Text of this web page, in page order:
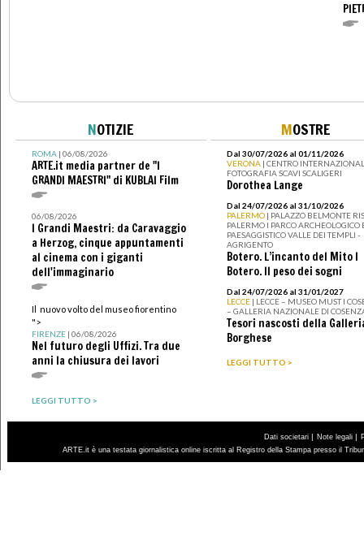
NOTIZIE
ROMA| 06/08/2026
ARTE.it media partner de "I
GRANDI MAESTRI" di KUBLAI Film
06/08/2026
I Grandi Maestri: da Caravaggio
a Herzog, cinque appuntamenti
al cinema con i giganti
dell'immaginario
Il nuovo volto del museo fiorentino
">
FIRENZE| 06/08/2026
Nel futuro degli Uffizi. Tra due
anni la chiusura dei lavori
LEGGI TUTTO >
MOSTRE
Dal 30/07/2026 al 01/11/2026
VERONA | CENTRO
FOTOGRAFIA SCAVI SCALIGERI
Dorothea Lange
Dal 24/07/2026 al 31/10/2026
PALERMO | PALAZZO BELMONTE
PALERMO I PARCO ARCHEOLOGICO
PAESAGGISTICO VALLE DEI TEMPLI -
AGRIGENTO
Botero. L’incanto del Mito I
Botero. Il peso dei sogni
Dal 24/07/2026 al 31/01/2027
LECCE | LECCE – MUSEO MUST I
– GALLERIA NAZIONALE DI
Tesori nascosti della
Borghese
LEGGI TUTTO >
Dati societari | Note legali |
ARTE.it è una testata giornalistica online iscritta al Registro della Stampa presso il